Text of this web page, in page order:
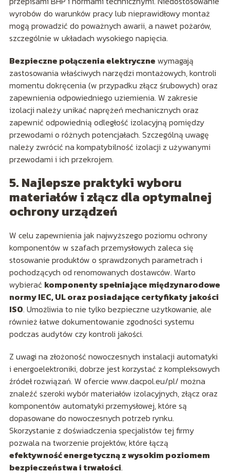
wyrobów do warunków pracy lub nieprawidłowy montaż
mogą prowadzić do poważnych awarii, a nawet pożarów,
szczególnie w układach wysokiego napięcia.
Bezpieczne połączenia elektryczne wymagają
zastosowania właściwych narzędzi montażowych, kontroli
momentu dokręcenia (w przypadku złącz śrubowych) oraz
zapewnienia odpowiedniego uziemienia. W zakresie
izolacji należy unikać naprężeń mechanicznych oraz
zapewnić odpowiednią odległość izolacyjną pomiędzy
przewodami o różnych potencjałach. Szczególną uwagę
należy zwrócić na kompatybilność izolacji z używanymi
przewodami i ich przekrojem.
5. Najlepsze praktyki wyboru
materiałów i złącz dla optymalnej
ochrony urządzeń
W celu zapewnienia jak najwyższego poziomu ochrony
komponentów w szafach przemysłowych zaleca się
stosowanie produktów o sprawdzonych parametrach i
pochodzących od renomowanych dostawców. Warto
wybierać komponenty spełniające międzynarodowe
normy IEC, UL oraz posiadające certyfikaty jakości
ISO. Umożliwia to nie tylko bezpieczne użytkowanie, ale
również łatwe dokumentowanie zgodności systemu
podczas audytów czy kontroli jakości.
Z uwagi na złożoność nowoczesnych instalacji automatyki
i energoelektroniki, dobrze jest korzystać z kompleksowych
źródeł rozwiązań. W ofercie www.dacpol.eu/pl/ można
znaleźć szeroki wybór materiałów izolacyjnych, złącz oraz
komponentów automatyki przemysłowej, które są
dopasowane do nowoczesnych potrzeb rynku.
Skorzystanie z doświadczenia specjalistów tej firmy
pozwala na tworzenie projektów, które łączą
efektywność energetyczną z wysokim poziomem
bezpieczeństwa i trwałości.